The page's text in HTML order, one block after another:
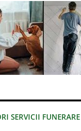
SERVICII FUNERARE